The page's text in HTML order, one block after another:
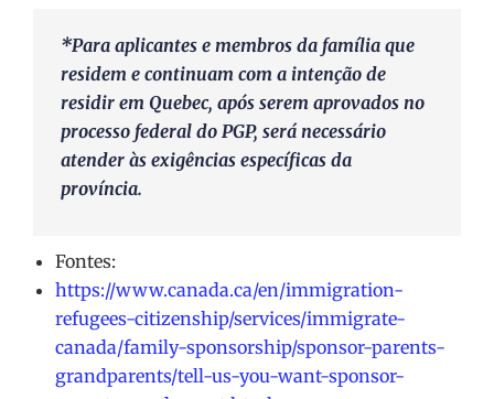
*Para aplicantes e membros da família que
residem e continuam com a intenção de
residir em Quebec, após serem aprovados no
processo federal do PGP, será necessário
atender às exigências específicas da
província.
Fontes:
https://www.canada.ca/en/immigration-
refugees-citizenship/services/immigrate-
canada/family-sponsorship/sponsor-parents-
grandparents/tell-us-you-want-sponsor-